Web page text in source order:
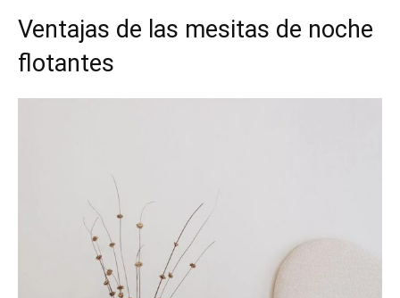
Ventajas de las mesitas de noche
flotantes